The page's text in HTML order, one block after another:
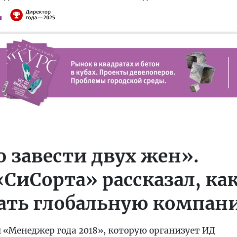
завести двух жен».
рассказал,
глобальную
года 2018», которую организует ИД